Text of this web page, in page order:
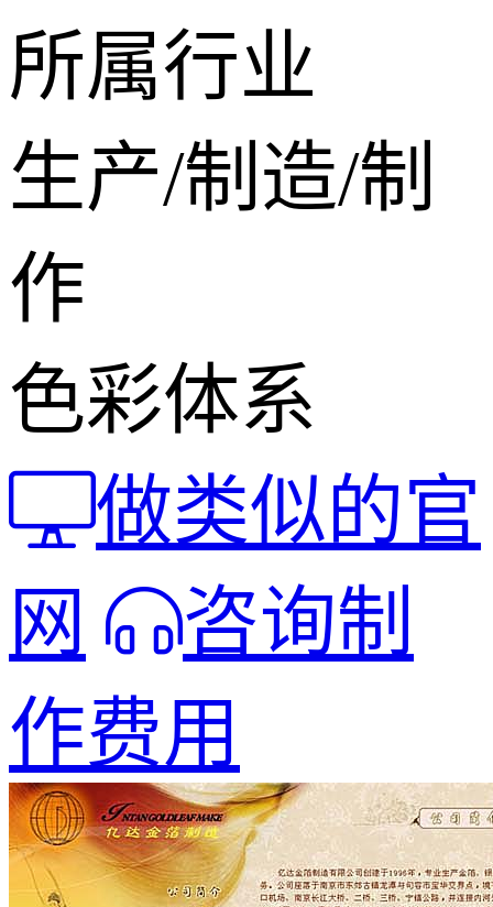
所属行业
生产/制造/制
作
色彩体系
做类似的官
网
咨询制
作费用